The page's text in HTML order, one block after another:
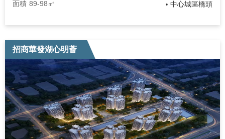
面積 89-98㎡ • 中心城區橋頭
招商華發湖心明薈